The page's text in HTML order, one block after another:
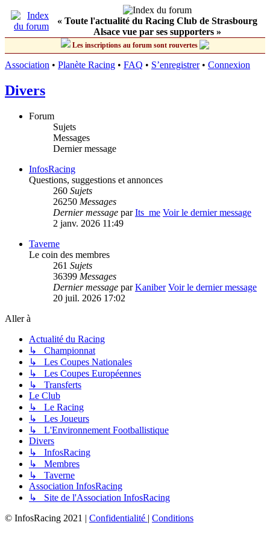
« Toute l'actualité du Racing Club de Strasbourg
Alsace vue par ses supporters »
Les inscriptions au forum sont rouvertes
Association • Planète Racing • FAQ • S’enregistrer• Connexion
Divers
Forum
Sujets
Messages
Dernier message
InfosRacing
Questions, suggestions et annonces
260 Sujets
26250 Messages
Dernier message parIts_me Voir le dernier message
2 janv. 2026 11:49
Taverne
Le coin des membres
261 Sujets
36399 Messages
Dernier message parKaniber Voir le dernier message
20 juil. 2026 17:02
Aller à
Actualité du Racing
↳ Championnat
↳ Les Coupes Nationales
↳ Les Coupes Européennes
↳ Transferts
Le Club
↳ Le Racing
↳ Les Joueurs
↳ L'Environnement Footballistique
Divers
↳ InfosRacing
↳ Membres
↳ Taverne
Association InfosRacing
↳ Site de l'Association InfosRacing
© InfosRacing 2021 | Confidentialité | Conditions